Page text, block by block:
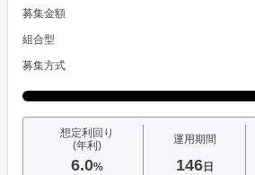
募集金額
組合型
募集方式
想定利回り
(年利)
6.0%
運用期間
146日